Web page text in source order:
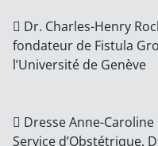
 Dr. Charles-Henry
fondateur de Fistula
l’Université de Genève
 Dresse Anne-
Service d’Obstétrique,